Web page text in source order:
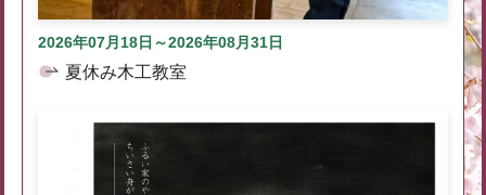
2026年07月18日～2026年08月31日
夏休み木工教室